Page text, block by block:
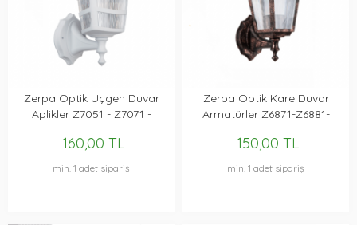
Zerpa Optik Üçgen Duvar
Aplikler Z7051 - Z7071 -
160,00 TL
min. 1 adet sipariş
Zerpa Optik Kare Duvar
Armatürler Z6871-Z6881-
150,00 TL
min. 1 adet sipariş